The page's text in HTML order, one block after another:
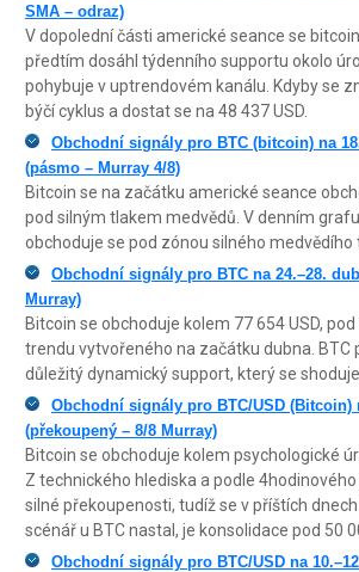
SMA – odraz)
V dopolední části americké seance se
předtím dosáhl týdenního supportu okolo
pohybuje v uptrendovém kanálu. Kdyby se
býčí cyklus a dostat se na 48 437 USD.
Obchodní signály pro BTC (bitcoin) na
(pásmo – Murray 4/8)
Bitcoin se na začátku americké seance
pod silným tlakem medvědů. V denním
obchoduje se pod zónou silného medvědího
Obchodní signály pro BTC na 24.–28.
Murray)
Bitcoin se obchoduje kolem 77 654 USD,
trendu vytvořeného na začátku dubna.
důležitý dynamický support, který se
Obchodní signály pro BTC/USD (Bitcoin)
(překoupený – 8/8 Murray)
Bitcoin se obchoduje kolem psychologické
Z technického hlediska a podle
silné překoupenosti, tudíž se v příštích
scénář u BTC nastal, je konsolidace pod 50
Obchodní signály pro BTC/USD na